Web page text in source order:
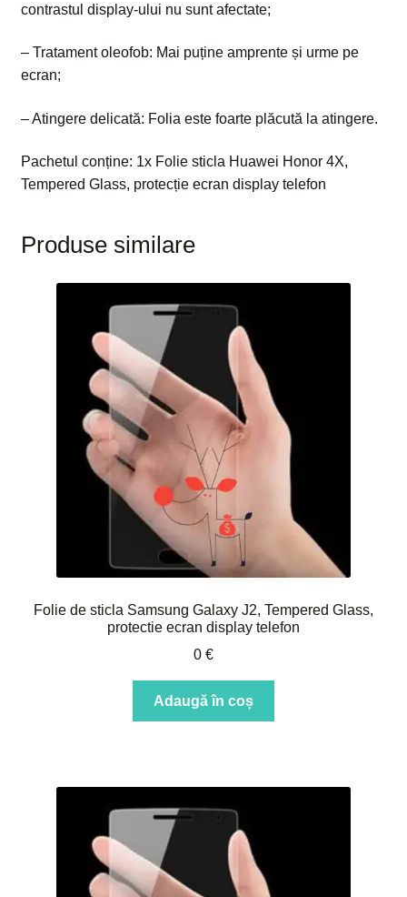
contrastul display-ului nu sunt afectate;
– Tratament oleofob: Mai puține amprente și urme pe
ecran;
– Atingere delicată: Folia este foarte plăcută la atingere.
Pachetul conține: 1x Folie sticla Huawei Honor 4X,
Tempered Glass, protecție ecran display telefon
Produse similare
Folie de sticla Samsung Galaxy J2, Tempered Glass,
protectie ecran display telefon
0 €
Adaugă în coș